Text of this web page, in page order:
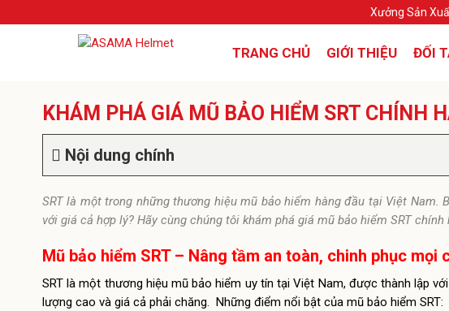
Xưởng Sản
TRANG CHỦ GIỚI THIỆU ĐỐI
KHÁM PHÁ GIÁ MŨ BẢO HIỂM SRT CHÍNH
Nội dung chính
SRT là một trong những thương hiệu mũ bảo hiểm hàng đầu tại Việt
với giá cả hợp lý? Hãy cùng chúng tôi khám phá giá mũ bảo hiểm SRT
Mũ bảo hiểm SRT – Nâng tầm an toàn, chinh phục mọi
SRT là một thương hiệu mũ bảo hiểm uy tín tại Việt Nam, được thành lập
lượng cao và giá cả phải chăng. Những điểm nổi bật của mũ bảo hiểm SRT: